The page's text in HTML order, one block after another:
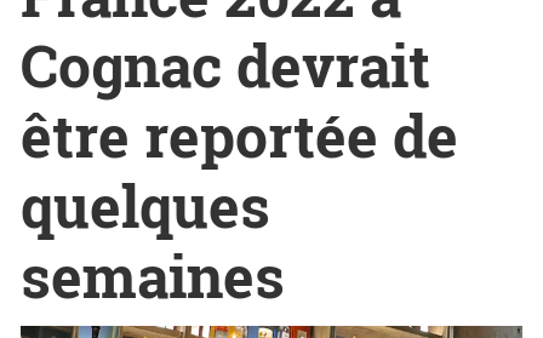
Cognac devrait
être reportée de
quelques
semaines